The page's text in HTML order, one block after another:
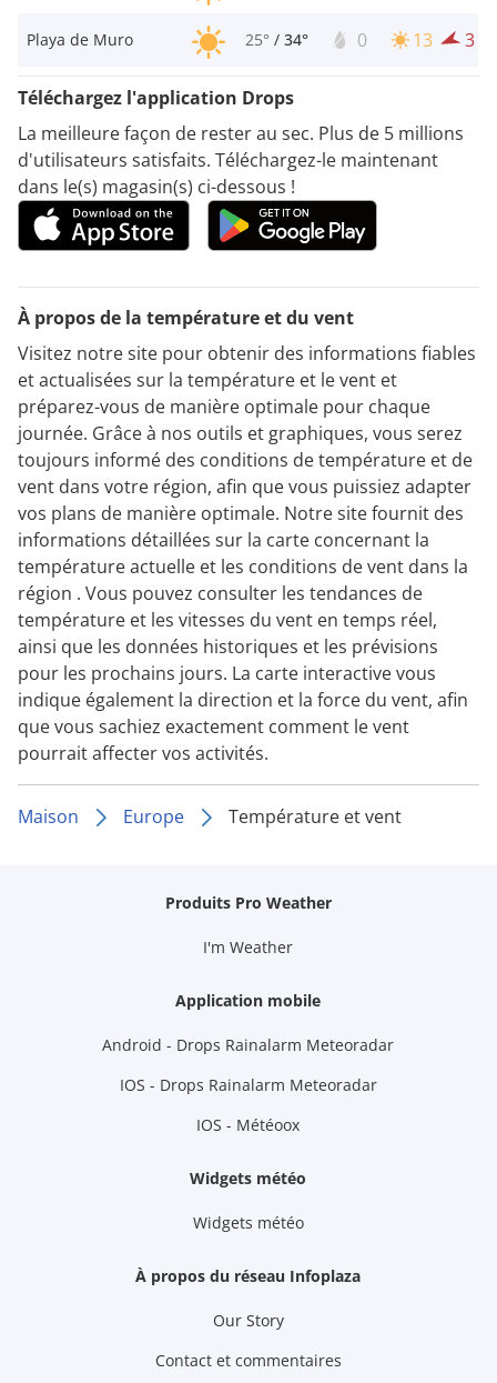
Playa de Muro 25° / 34° 0 13 3
Téléchargez l'application Drops
La meilleure façon de rester au sec. Plus de 5 millions
d'utilisateurs satisfaits. Téléchargez-le maintenant
dans le(s) magasin(s) ci-dessous !
À propos de la température et du vent
Visitez notre site pour obtenir des informations fiables
et actualisées sur la température et le vent et
préparez-vous de manière optimale pour chaque
journée. Grâce à nos outils et graphiques, vous serez
toujours informé des conditions de température et de
vent dans votre région, afin que vous puissiez adapter
vos plans de manière optimale. Notre site fournit des
informations détaillées sur la carte concernant la
température actuelle et les conditions de vent dans la
région . Vous pouvez consulter les tendances de
température et les vitesses du vent en temps réel,
ainsi que les données historiques et les prévisions
pour les prochains jours. La carte interactive vous
indique également la direction et la force du vent, afin
que vous sachiez exactement comment le vent
pourrait affecter vos activités.
Maison Europe Température et vent
Produits Pro Weather
I'm Weather
Application mobile
Android - Drops Rainalarm Meteoradar
IOS - Drops Rainalarm Meteoradar
IOS - Météoox
Widgets météo
Widgets météo
À propos du réseau Infoplaza
Our Story
Contact et commentaires